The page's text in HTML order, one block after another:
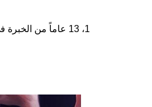
1، 13 عاماً من الخبرة في المصنع في إنتاج أنواع مختلفة من أغطية البطاقات وغيرها من ملحقات الألعاب